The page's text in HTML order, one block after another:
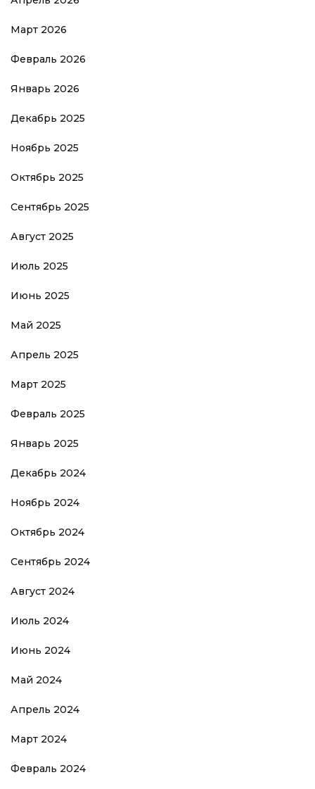
Март 2026
Февраль 2026
Январь 2026
Декабрь 2025
Ноябрь 2025
Октябрь 2025
Сентябрь 2025
Август 2025
Июль 2025
Июнь 2025
Май 2025
Апрель 2025
Март 2025
Февраль 2025
Январь 2025
Декабрь 2024
Ноябрь 2024
Октябрь 2024
Сентябрь 2024
Август 2024
Июль 2024
Июнь 2024
Май 2024
Апрель 2024
Март 2024
Февраль 2024